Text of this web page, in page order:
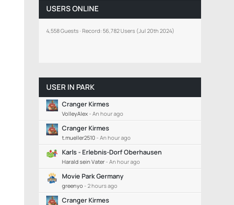
USERS ONLINE
4,558 Guests Record: 56,782 Users (Jul 20th 2024)
USER IN PARK
Cranger Kirmes
VolleyAlex- An hour ago
Cranger Kirmes
t.mueller2510 - An hour ago
Karls - Erlebnis-Dorf Oberhausen
Harald sein Vater- An hour ago
Movie Park Germany
greenyo - 2 hours ago
Cranger Kirmes